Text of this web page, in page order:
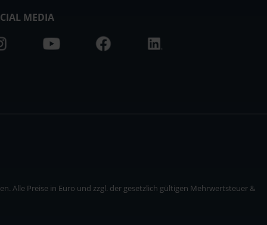
MEDIA
Alle Preise in Euro und zzgl. der gesetzlich gültigen Mehrwertsteuer &